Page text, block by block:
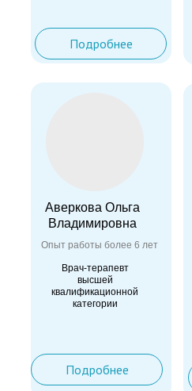
Подробнее
Подробнее
Аверкова Ольга
Владимировна
Опыт работы более 6 лет
Врач-терапевт
высшей
квалификационной
категории